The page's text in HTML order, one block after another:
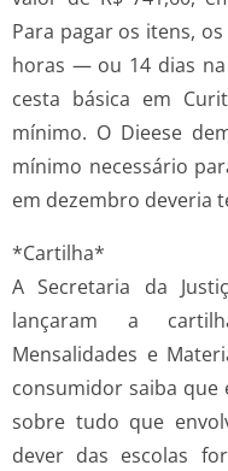
Para pagar os itens,
horas — ou 14 dias
cesta básica em
mínimo. O Dieese
mínimo necessário
em dezembro deveria
*Cartilha*
A Secretaria da
lançaram a
Mensalidades e
consumidor saiba que
sobre tudo que
dever das escolas